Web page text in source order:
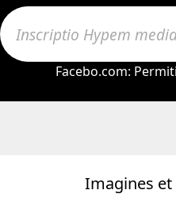
Facebo.com:
Imagines